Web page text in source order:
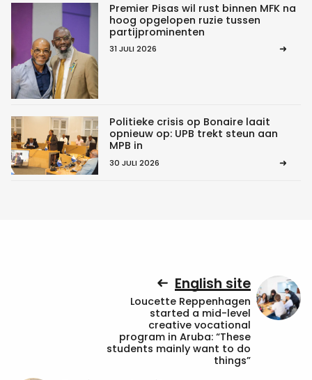
Premier Pisas wil rust binnen MFK na
hoog opgelopen ruzie tussen
partijprominenten
31 JULI 2026
Politieke crisis op Bonaire laait
opnieuw op: UPB trekt steun aan
MPB in
30 JULI 2026
English site
Loucette Reppenhagen
started a mid-level
creative vocational
program in Aruba: “These
students mainly want to do
things”